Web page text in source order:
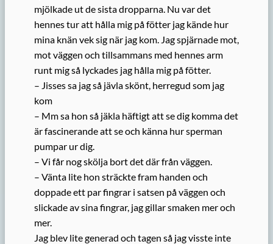
mjölkade ut de sista dropparna. Nu var det
hennes tur att hålla mig på fötter jag kände hur
mina knän vek sig när jag kom. Jag spjärnade mot,
mot väggen och tillsammans med hennes arm
runt mig så lyckades jag hålla mig på fötter.
– Jisses sa jag så jävla skönt, herregud som jag
kom
– Mm sa hon så jäkla häftigt att se dig komma det
är fascinerande att se och känna hur sperman
pumpar ur dig.
– Vi får nog skölja bort det där från väggen.
– Vänta lite hon sträckte fram handen och
doppade ett par fingrar i satsen på väggen och
slickade av sina fingrar, jag gillar smaken mer och
mer.
Jag blev lite generad och tagen så jag visste inte